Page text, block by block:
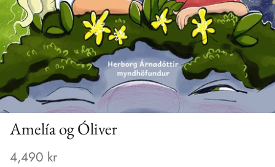
Amelía og Óliver
4,490 kr